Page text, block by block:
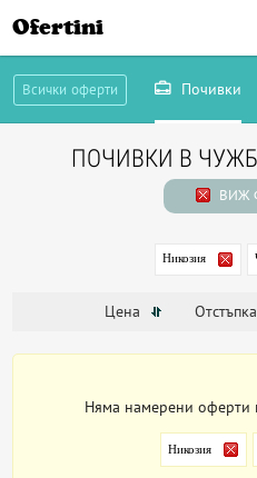
Ofertini
Всички оферти Почивки
ПОЧИВКИ В
ВИЖ
Никозия
Цена Отстъпка
Няма намерени оферти
Никозия